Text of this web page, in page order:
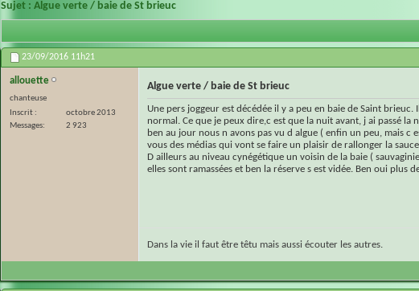
Sujet : Algue verte / baie de St brieuc
23/09/2016 11h21
allouette
chanteuse
Inscrit
octobre 2013
Messages
2 923
Algue verte / baie de St brieuc
Une pers joggeur est décédée il y a peu en baie de Saint brieuc.
normal. Ce que je peux dire,c est que la nuit avant, j ai passé la
ben au jour nous n avons pas vu d algue ( enfin un peu, mais c
vous des médias qui vont se faire un plaisir de rallonger la
D ailleurs au niveau cynégétique un voisin de la baie (
elles sont ramassées et ben la réserve s est vidée. Ben oui plus
Dans la vie il faut être têtu mais aussi écouter les autres.